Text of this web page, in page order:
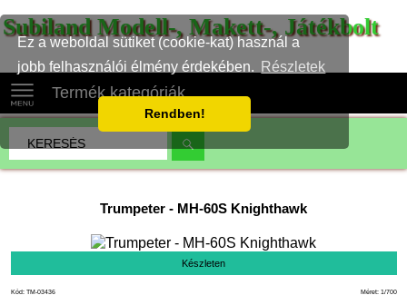
Ez a weboldal sütiket (cookie-kat) használ a
jobb felhasználói élmény érdekében.
Részletek
Rendben!
Subiland Modell-, Makett-, Játékbolt
Termék kategóriák
Trumpeter - MH-60S Knighthawk
Készleten
Méret: 1/700
Kód: TM-03436